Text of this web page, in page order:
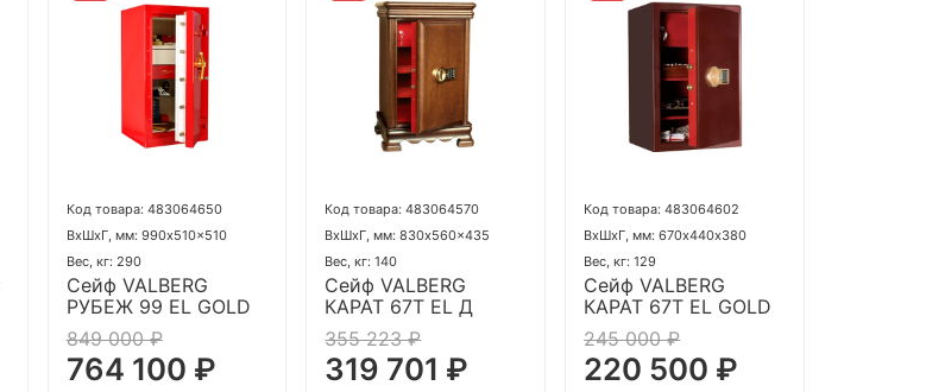
Код товара: 483064650
ВхШхГ, мм: 990x510x510
Вес, кг: 290
Сейф VALBERG
РУБЕЖ 99 EL GOLD
849 000 ₽
764 100 ₽
Код товара: 483064570
ВхШхГ, мм: 830x560x435
Вес, кг: 140
Сейф VALBERG
КАРАТ 67T EL Д
355 223 ₽
319 701 ₽
Код товара: 483064602
ВхШхГ, мм: 670х440х380
Вес, кг: 129
Сейф VALBERG
КАРАТ 67Т EL GOLD
245 000 ₽
220 500 ₽